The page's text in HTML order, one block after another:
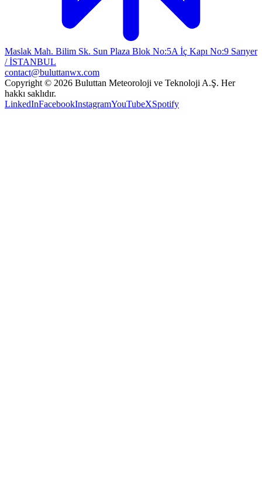
Maslak Mah. Bilim Sk. Sun Plaza Blok No:5A İç Kapı No:9 Sarıyer
/ İSTANBUL
contact@buluttanwx.com
Copyright © 2026 Buluttan Meteoroloji ve Teknoloji A.Ş. Her
hakkı saklıdır.
LinkedInFacebookInstagramYouTubeXSpotify